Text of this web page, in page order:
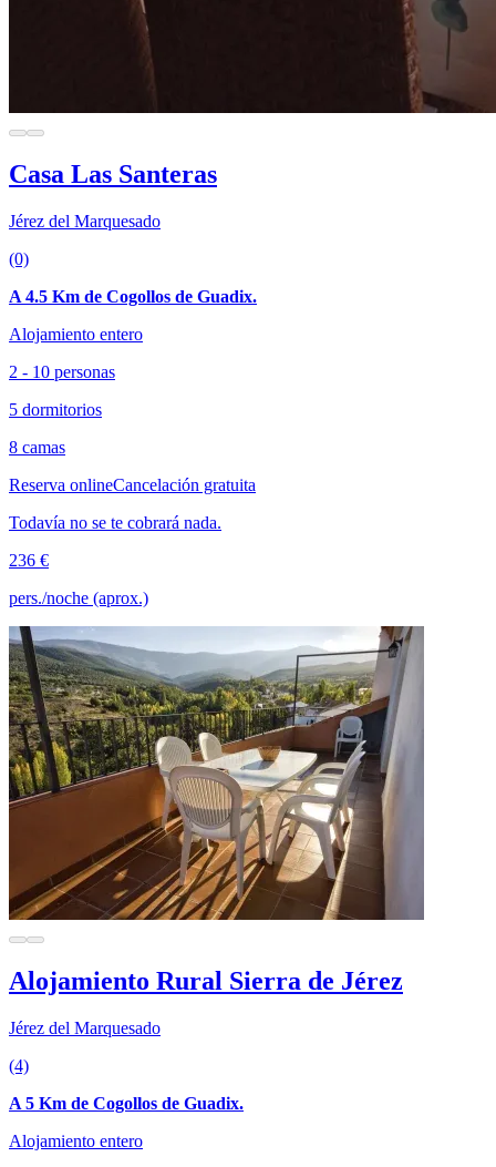
Casa Las Santeras
Jérez del Marquesado
(0)
A 4.5 Km de Cogollos de Guadix.
Alojamiento entero
2 - 10 personas
5 dormitorios
8 camas
Reserva onlineCancelación gratuita
Todavía no se te cobrará nada.
236 €
pers./noche (aprox.)
Alojamiento Rural Sierra de Jérez
Jérez del Marquesado
(4)
A 5 Km de Cogollos de Guadix.
Alojamiento entero